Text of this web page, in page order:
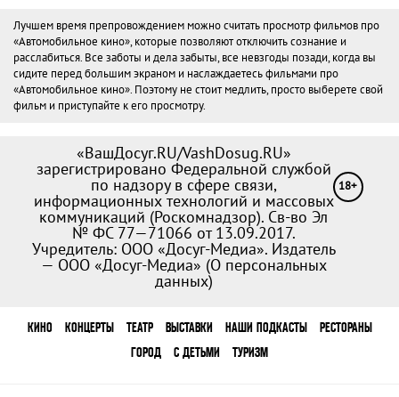
Лучшем время препровождением можно считать просмотр фильмов про
«Автомобильное кино», которые позволяют отключить сознание и
расслабиться. Все заботы и дела забыты, все невзгоды позади, когда вы
сидите перед большим экраном и наслаждаетесь фильмами про
«Автомобильное кино». Поэтому не стоит медлить, просто выберете свой
фильм и приступайте к его просмотру.
«ВашДосуг.RU/VashDosug.RU»
зарегистрировано Федеральной службой
по надзору в сфере связи,
информационных технологий и массовых
коммуникаций (Роскомнадзор). Св-во Эл
№ ФС 77—71066 от 13.09.2017.
Учредитель: ООО «Досуг-Медиа». Издатель
— ООО «Досуг-Медиа» (О персональных
данных)
18+
КИНО КОНЦЕРТЫ ТЕАТР ВЫСТАВКИ НАШИ ПОДКАСТЫ
РЕСТОРАНЫ
ГОРОД
С ДЕТЬМИ ТУРИЗМ